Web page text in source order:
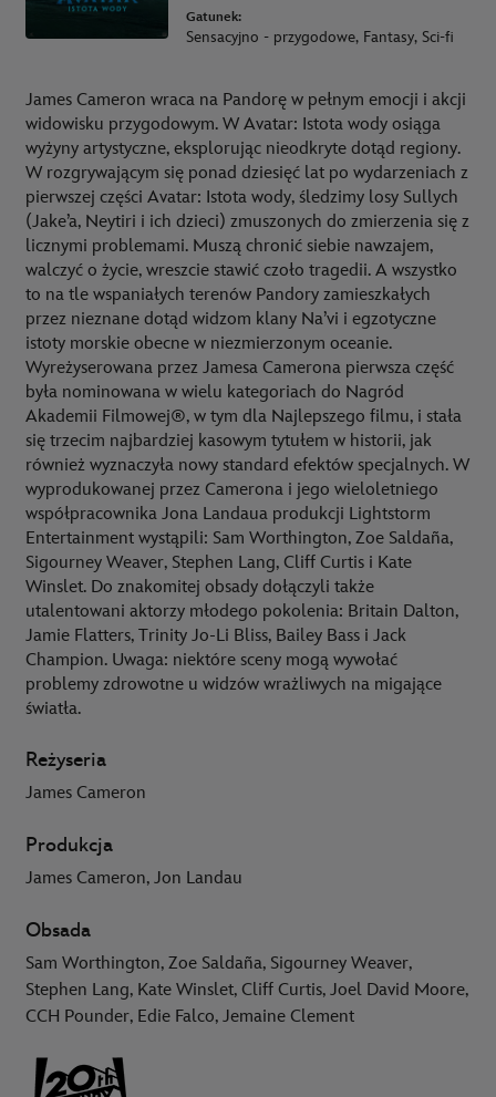
Gatunek:
Sensacyjno - przygodowe, Fantasy, Sci-fi
James Cameron wraca na Pandorę w pełnym emocji i akcji
widowisku przygodowym. W Avatar: Istota wody osiąga
wyżyny artystyczne, eksplorując nieodkryte dotąd regiony.
W rozgrywającym się ponad dziesięć lat po wydarzeniach z
pierwszej części Avatar: Istota wody, śledzimy losy Sullych
(Jake’a, Neytiri i ich dzieci) zmuszonych do zmierzenia się z
licznymi problemami. Muszą chronić siebie nawzajem,
walczyć o życie, wreszcie stawić czoło tragedii. A wszystko
to na tle wspaniałych terenów Pandory zamieszkałych
przez nieznane dotąd widzom klany Na’vi i egzotyczne
istoty morskie obecne w niezmierzonym oceanie.
Wyreżyserowana przez Jamesa Camerona pierwsza część
była nominowana w wielu kategoriach do Nagród
Akademii Filmowej®, w tym dla Najlepszego filmu, i stała
się trzecim najbardziej kasowym tytułem w historii, jak
również wyznaczyła nowy standard efektów specjalnych. W
wyprodukowanej przez Camerona i jego wieloletniego
współpracownika Jona Landaua produkcji Lightstorm
Entertainment wystąpili: Sam Worthington, Zoe Saldaña,
Sigourney Weaver, Stephen Lang, Cliff Curtis i Kate
Winslet. Do znakomitej obsady dołączyli także
utalentowani aktorzy młodego pokolenia: Britain Dalton,
Jamie Flatters, Trinity Jo-Li Bliss, Bailey Bass i Jack
Champion. Uwaga: niektóre sceny mogą wywołać
problemy zdrowotne u widzów wrażliwych na migające
światła.
Reżyseria
James Cameron
Produkcja
James Cameron, Jon Landau
Obsada
Sam Worthington, Zoe Saldaña, Sigourney Weaver,
Stephen Lang, Kate Winslet, Cliff Curtis, Joel David Moore,
CCH Pounder, Edie Falco, Jemaine Clement